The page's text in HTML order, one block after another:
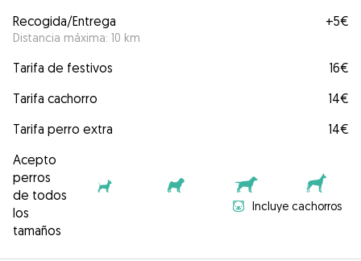
Recogida/Entrega
Distancia máxima: 10 km
+5€
Tarifa de festivos
16€
Tarifa cachorro
14€
Tarifa perro extra
14€
Acepto
perros
de todos
los
tamaños
Incluye cachorros